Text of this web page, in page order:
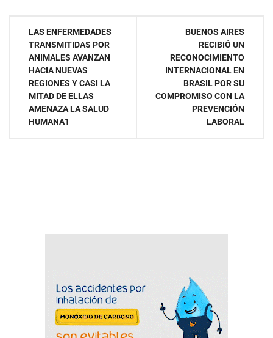
Navegación
entradas
LAS ENFERMEDADES
TRANSMITIDAS POR
ANIMALES AVANZAN
HACIA NUEVAS
REGIONES Y CASI LA
MITAD DE ELLAS
AMENAZA LA SALUD
HUMANA1
BUENOS AIRES
RECIBIÓ UN
RECONOCIMIENTO
INTERNACIONAL EN
BRASIL POR SU
COMPROMISO CON LA
PREVENCIÓN
LABORAL